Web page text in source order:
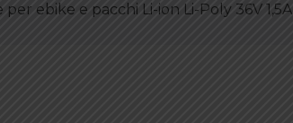
per ebike e pacchi Li-ion Li-Poly 36V 1,5A